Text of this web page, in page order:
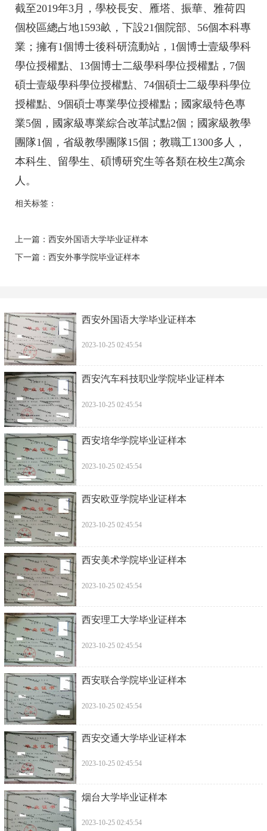
截至2019年3月，學校長安、雁塔、振華、雅荷四
個校區總占地1593畝，下設21個院部、56個本科專
業；擁有1個博士後科研流動站，1個博士壹級學科
學位授權點、13個博士二級學科學位授權點，7個
碩士壹級學科學位授權點、74個碩士二級學科學位
授權點、9個碩士專業學位授權點；國家級特色專
業5個，國家級專業綜合改革試點2個；國家級教學
團隊1個，省級教學團隊15個；教職工1300多人，
本科生、留學生、碩博研究生等各類在校生2萬余
人。
相关标签：
上一篇： 西安外国语大学毕业证样本
下一篇： 西安外事学院毕业证样本
西安外国语大学毕业证样本
2023-10-25 02:45:54
西安汽车科技职业学院毕业证样本
2023-10-25 02:45:54
西安培华学院毕业证样本
2023-10-25 02:45:54
西安欧亚学院毕业证样本
2023-10-25 02:45:54
西安美术学院毕业证样本
2023-10-25 02:45:54
西安理工大学毕业证样本
2023-10-25 02:45:54
西安联合学院毕业证样本
2023-10-25 02:45:54
西安交通大学毕业证样本
2023-10-25 02:45:54
烟台大学毕业证样本
2023-10-25 02:45:54